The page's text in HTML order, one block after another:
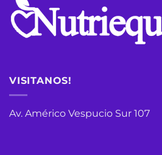
VISITANOS!
Av. Américo Vespucio Sur 107